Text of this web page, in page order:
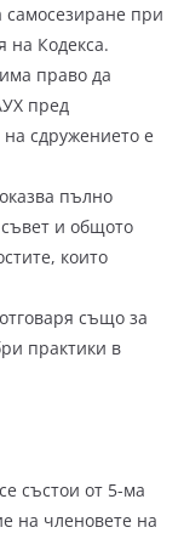
при
на Кодекса.
право да
пред
сдружението е
пълно
и общото
които
също за
практики в
състои от 5-ма
на членовете на